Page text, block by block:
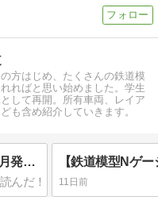
方はじめ、たくさんの鉄道模
ればと思い始めました。学生
して再開。所有車両、レイア
も含め紹介していきます。
鉄道模型 Nゲージ 2026年9月〜10月発売予定の気になる新製品紹介！
11日前